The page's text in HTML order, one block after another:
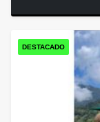
DESTACADO